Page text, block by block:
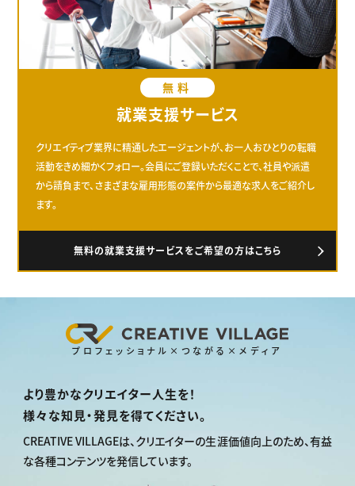
無料
就業支援サービス
クリエイティブ業界に精通したエージェントが、お一人おひとりの転職
活動をきめ細かくフォロー。会員にご登録いただくことで、社員や派遣
から請負まで、さまざまな雇用形態の案件から最適な求人をご紹介し
ます。
無料の就業支援サービスをご希望の方はこちら
プロフェッショナル×つながる×メディア
より豊かなクリエイター人生を！
様々な知見・発見を得てください。
CREATIVE VILLAGEは、クリエイターの生涯価値向上のため、有益
な各種コンテンツを発信しています。